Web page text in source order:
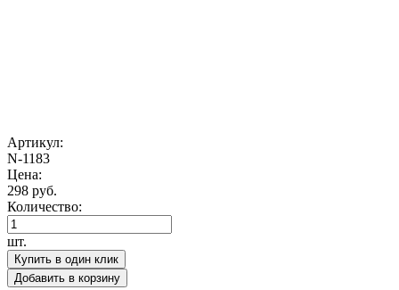
Артикул:
N-1183
Цена:
298 руб.
Количество:
шт.
Купить в один клик
Добавить в корзину